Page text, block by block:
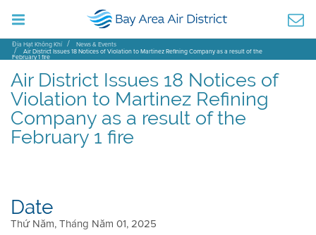
Địa Hạt Không Khí News & Events
Air District Issues 18 Notices of Violation to Martinez Refining Company as a result of the
February 1 fire
Air District Issues 18 Notices of
Violation to Martinez Refining
Company as a result of the
February 1 fire
Date
Thứ Năm, Tháng Năm 01, 2025